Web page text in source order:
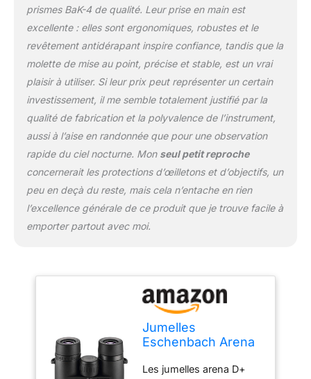
rayons UV nocifs est en
outresensiblement
atténuée.La sacoche
pratique et la courroie
confortable en néoprène
facilitent le transport de
ces accessoires poids
toujours sous la main en
excursion.Poids réduit,
dimensions compactes
et équipement complet
quotidien pour un
rapport qualité-prix
exceptionnel Le modèle
prismes BaK-4 de qualité. Leur prise en main est
excellente : elles sont ergonomiques, robustes et le
revêtement antidérapant inspire confiance, tandis que la
molette de mise au point, précise et stable, est un vrai
plaisir à utiliser. Si leur prix peut représenter un certain
investissement, il me semble totalement justifié par la
qualité de fabrication et la polyvalence de l’instrument,
aussi à l’aise en randonnée que pour une observation
rapide du ciel nocturne. Mon seul petit reproche
concernerait les protections d’œilletons et d’objectifs, un
peu en deçà du reste, mais cela n’entache en rien
l’excellence générale de ce produit que je trouve facile à
emporter partout avec moi.
Jumelles
Eschenbach Arena
Les jumelles arena D+